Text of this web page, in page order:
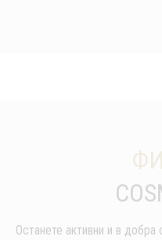
Останете активни и в